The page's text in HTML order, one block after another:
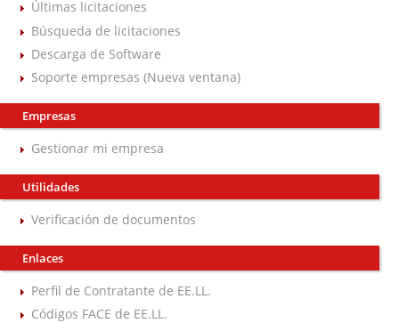
Últimas licitaciones
Búsqueda de licitaciones
Descarga de Software
Soporte empresas (Nueva ventana)
Empresas
Gestionar mi empresa
Utilidades
Verificación de documentos
Enlaces
Perfil de Contratante de EE.LL.
Códigos FACE de EE.LL.